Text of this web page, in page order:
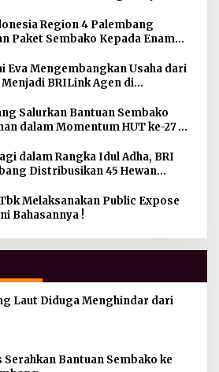
Region 4 Palembang
Paket Sembako Kepada Enam
Eva Mengembangkan Usaha dari
Menjadi BRILink Agen di
Salurkan Bantuan Sembako
dalam Momentum HUT ke-27
dalam Rangka Idul Adha, BRI
Distribusikan 45 Hewan
Bangka
Expose
Bahasannya !
Laut Diduga Menghindar dari
Serahkan Bantuan Sembako ke